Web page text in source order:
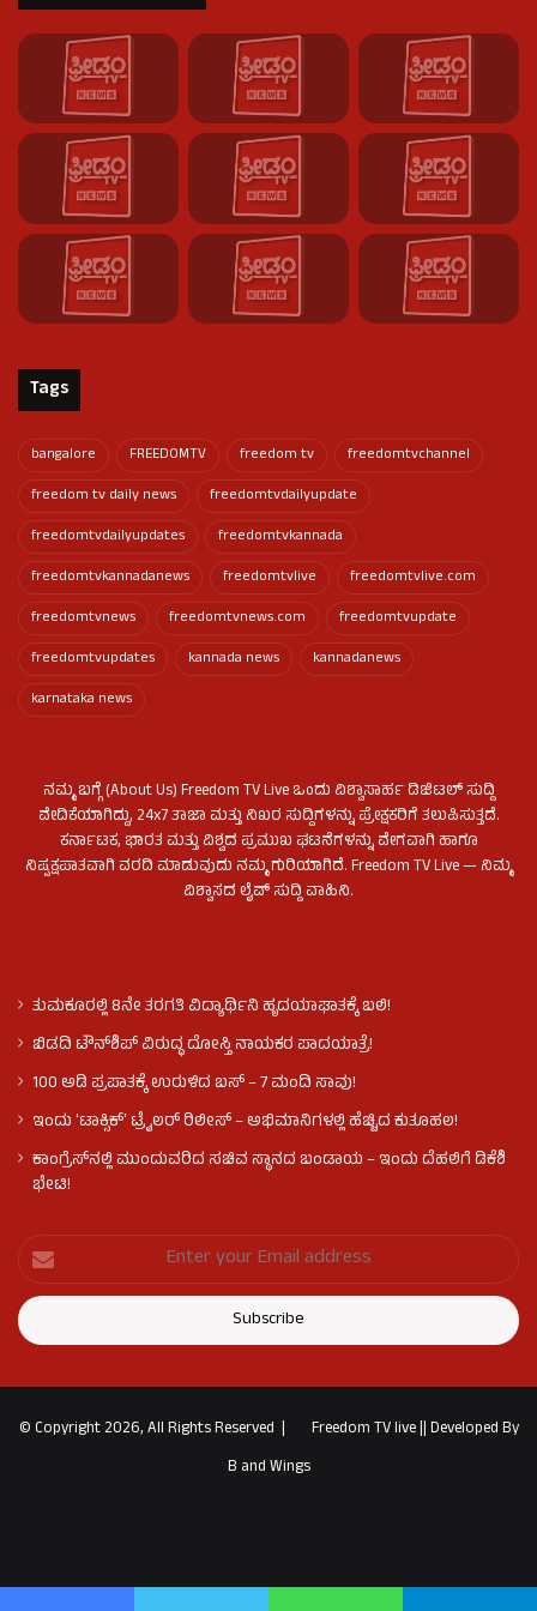
Tags
bangalore FREEDOMTV freedom tv
freedomtvchannel
freedom tv daily news
freedomtvdailyupdate
freedomtvdailyupdates
freedomtvkannada
freedomtvkannadanews
freedomtvlive
freedomtvlive.com
freedomtvnews
freedomtvnews.com
freedomtvupdate
freedomtvupdates
kannada news
kannadanews
karnataka news
ನಮ್ಮ ಬಗ್ಗೆ (About Us) Freedom TV Live ಒಂದು ವಿಶ್ವಾಸಾರ್ಹ ಡಿಜಿಟಲ್ ಸುದ್ದಿ
ವೇದಿಕೆಯಾಗಿದ್ದು, 24x7 ತಾಜಾ ಮತ್ತು ನಿಖರ ಸುದ್ದಿಗಳನ್ನು ಪ್ರೇಕ್ಷಕರಿಗೆ ತಲುಪಿಸುತ್ತದೆ.
ಕರ್ನಾಟಕ, ಭಾರತ ಮತ್ತು ವಿಶ್ವದ ಪ್ರಮುಖ ಘಟನೆಗಳನ್ನು ವೇಗವಾಗಿ ಹಾಗೂ
ನಿಷ್ಪಕ್ಷಪಾತವಾಗಿ ವರದಿ ಮಾಡುವುದು ನಮ್ಮ ಗುರಿಯಾಗಿದೆ. Freedom TV Live — ನಿಮ್ಮ
ವಿಶ್ವಾಸದ ಲೈವ್ ಸುದ್ದಿ ವಾಹಿನಿ.
ತುಮಕೂರಲ್ಲಿ 8ನೇ ತರಗತಿ ವಿದ್ಯಾರ್ಥಿನಿ ಹೃದಯಾಘಾತಕ್ಕೆ ಬಲಿ!
ಬಿಡದಿ ಟೌನ್‌ಶಿಪ್‌ ವಿರುದ್ಧ ದೋಸ್ತಿ ನಾಯಕರ ಪಾದಯಾತ್ರೆ!
100 ಅಡಿ ಪ್ರಪಾತಕ್ಕೆ ಉರುಳಿದ ಬಸ್‌ – 7 ಮಂದಿ ಸಾವು!
ಇಂದು ʻಟಾಕ್ಸಿಕ್ʼ ಟ್ರೈಲರ್ ರಿಲೀಸ್‌ – ಅಭಿಮಾನಿಗಳಲ್ಲಿ ಹೆಚ್ಚಿದ ಕುತೂಹಲ!
ಕಾಂಗ್ರೆಸ್​ನಲ್ಲಿ ಮುಂದುವರಿದ ಸಚಿವ ಸ್ಥಾನದ ಬಂಡಾಯ – ಇಂದು ದೆಹಲಿಗೆ ಡಿಕೆಶಿ
ಭೇಟಿ!
© Copyright 2026, All Rights Reserved | Freedom TV live||Developed By
B and Wings